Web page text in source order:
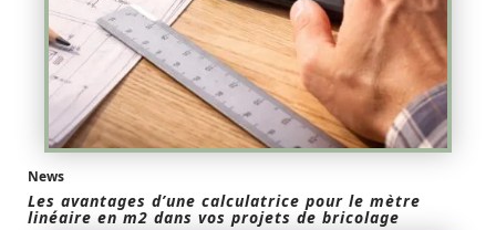
News
Les avantages d’une calculatrice pour le mètre
linéaire en m2 dans vos projets de bricolage